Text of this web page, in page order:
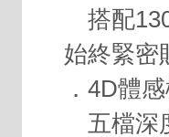
搭配
始終緊密
．4D體
五檔深